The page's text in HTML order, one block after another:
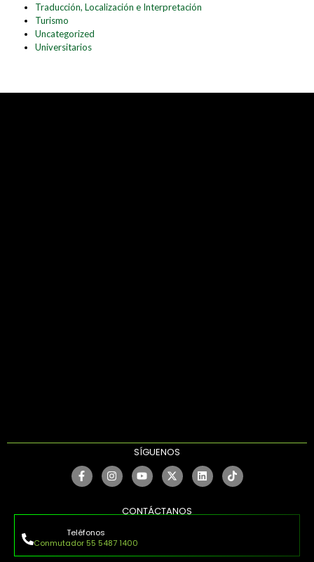
Traducción, Localización e Interpretación
Turismo
Uncategorized
Universitarios
SÍGUENOS
CONTÁCTANOS
Teléfonos
Conmutador 55 5487 1400